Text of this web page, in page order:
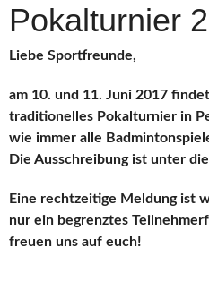
Pokalturnier
Liebe Sportfreunde,
am 10. und 11. Juni 2017
traditionelles Pokalturnier in
wie immer alle
Die Ausschreibung ist unter
Eine rechtzeitige Meldung ist
nur ein begrenztes
freuen uns auf euch!